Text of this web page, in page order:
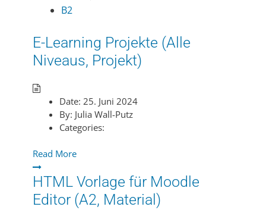
B2
E-Learning Projekte (Alle
Niveaus, Projekt)
Date: 25. Juni 2024
By: Julia Wall-Putz
Categories:
Read More
HTML Vorlage für Moodle
Editor (A2, Material)